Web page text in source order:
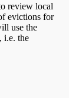
review local
evictions for
use the
i.e. the